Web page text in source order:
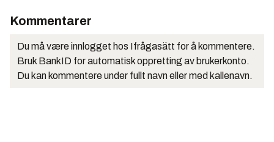
Kommentarer
Du må være innlogget hos Ifrågasätt for å kommentere.
Bruk BankID for automatisk oppretting av brukerkonto.
Du kan kommentere under fullt navn eller med kallenavn.